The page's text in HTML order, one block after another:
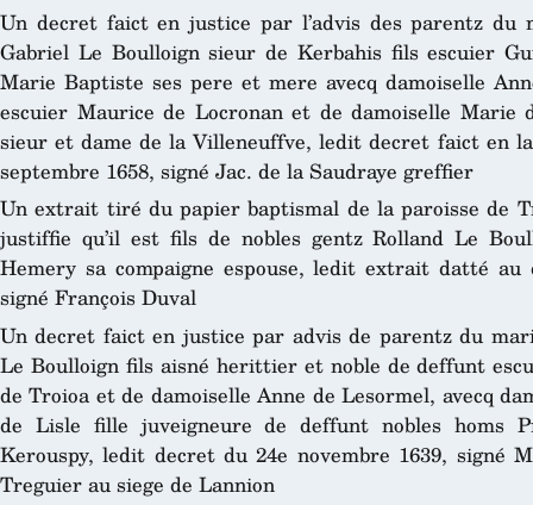
Un decret faict en justice par l’advis des parentz du
Gabriel Le Boulloign sieur de Kerbahis fils escuier
Marie Baptiste ses pere et mere avecq damoiselle
escuier Maurice de Locronan et de damoiselle Marie
sieur et dame de la Villeneuffve, ledit decret faict en
septembre 1658, signé Jac. de la Saudraye greffier
Un extrait tiré du papier baptismal de la paroisse de
justiffie qu’il est fils de nobles gentz Rolland Le
Hemery sa compaigne espouse, ledit extrait datté
signé François Duval
Un decret faict en justice par advis de parentz du
Le Boulloign fils aisné herittier et noble de deffunt
de Troioa et de damoiselle Anne de Lesormel, avecq
de Lisle fille juveigneure de deffunt nobles homs
Kerouspy, ledit decret du 24e novembre 1639, signé
Treguier au siege de Lannion